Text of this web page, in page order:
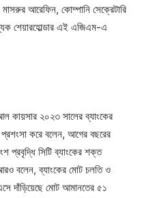
আরেফিন, কোম্পানি সেক্রেটারি
শেয়ারহোল্ডার এই এজিএম-এ
কায়সার ২০২৩ সালের ব্যাংকের
করে বলেন, আগের বছরের
প্রবৃদ্ধি সিটি ব্যাংকের শক্ত
বলেন, ব্যাংকের মোট চলতি ও
দাঁড়িয়েছে মোট আমানতের ৫১